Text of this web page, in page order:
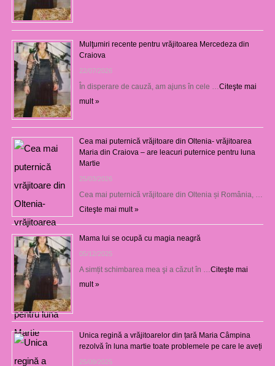
Mulţumiri recente pentru vrăjitoarea Mercedeza din
Craiova
22/07/2026
În disperare de cauză, am ajuns în cele … Citeşte mai
mult »
Cea mai puternică vrăjitoare din Oltenia- vrăjitoarea
Maria din Craiova – are leacuri puternice pentru luna
Martie
25/03/2026
Cea mai puternică vrăjitoare din Oltenia și România, …
Citeşte mai mult »
Mama lui se ocupă cu magia neagră
05/12/2025
A simțit schimbarea mea şi a căzut în … Citeşte mai
mult »
Unica regină a vrăjitoarelor din țară Maria Câmpina
rezolvă în luna martie toate problemele pe care le aveți
25/09/2025